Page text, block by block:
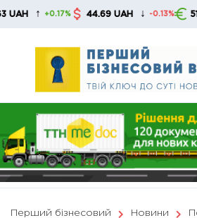
Skip
↑ +0.17% 44.69 UAH ↓ -0.13% 51.63
Перший бізнесовий Новини